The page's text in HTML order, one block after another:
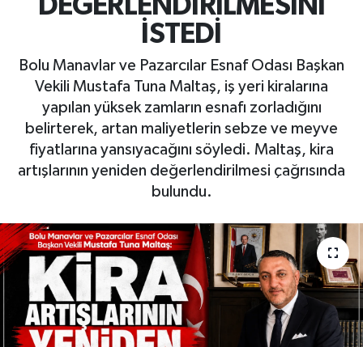
DEĞERLENDİRİLMESİNİ
İSTEDİ
Bolu Manavlar ve Pazarcılar Esnaf Odası Başkan
Vekili Mustafa Tuna Maltaş, iş yeri kiralarına
yapılan yüksek zamların esnafı zorladığını
belirterek, artan maliyetlerin sebze ve meyve
fiyatlarına yansıyacağını söyledi. Maltaş, kira
artışlarının yeniden değerlendirilmesi çağrısında
bulundu.